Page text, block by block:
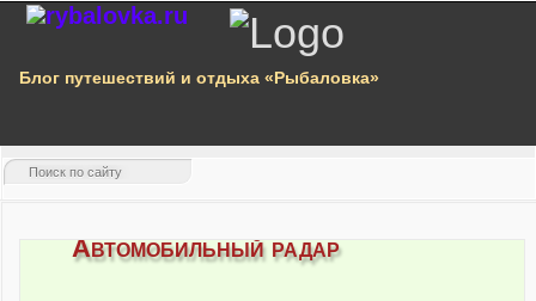
Блог путешествий и отдыха «Рыбаловка»
Автомобильный радар